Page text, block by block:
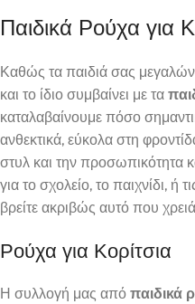
Παιδικά Ρούχα για
Καθώς τα παιδιά σας
και το ίδιο συμβαίνει με τα
καταλαβαίνουμε πόσο
ανθεκτικά, εύκολα στη
στυλ και την προσωπικότητα
για το σχολείο, το παιχνίδι, ή
βρείτε ακριβώς αυτό που
Ρούχα για Κορίτσια
Η συλλογή μας από παιδικά